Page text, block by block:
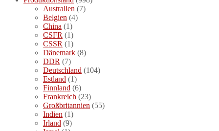
Australien (7)
Belgien (4)
China (1)
CSFR (1)
CSSR (1)
Dänemark (8)
DDR (7)
Deutschland (104)
Estland (1)
Finnland (6)
Frankreich (23)
Großbritannien (55)
Indien (1)
Irland (9)